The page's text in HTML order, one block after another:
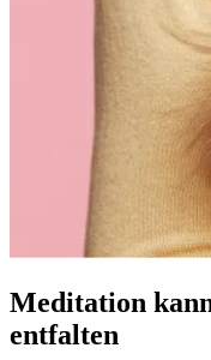
Meditation
entfalten